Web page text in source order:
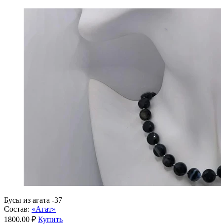
Бусы из агата -37
Состав: «Агат»
1800.00 ₽ Купить